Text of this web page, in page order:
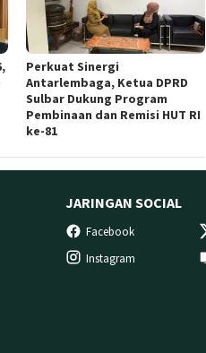
Perkuat Sinergi
Antarlembaga, Ketua DPRD
Sulbar Dukung Program
Pembinaan dan Remisi HUT RI
ke-81
JARINGAN SOCIAL
Facebook
Instagram